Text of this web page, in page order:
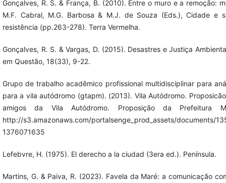
Gonçalves, R. S. & França, B. (2010). Entre o muro e a remoção:
M.F. Cabral, M.G. Barbosa & M.J. de Souza (Eds.), Cidade e
resistência (pp.263-278). Terra Vermelha.
Gonçalves, R. S. & Vargas, D. (2015). Desastres e Justiça
em Questão, 18(33), 9-22.
Grupo de trabalho acadêmico profissional multidisciplinar para
para a vila autódromo (gtapm). (2013). Vila Autódromo.
amigos da Vila Autódromo. Proposição da Prefeitura
http://s3.amazonaws.com/portalsenge_prod_assets/documents/
1376071635
Lefebvre, H. (1975). El derecho a la ciudad (3era ed.). Península.
Martins, G. & Paiva, R. (2023). Favela da Maré: a comunicação